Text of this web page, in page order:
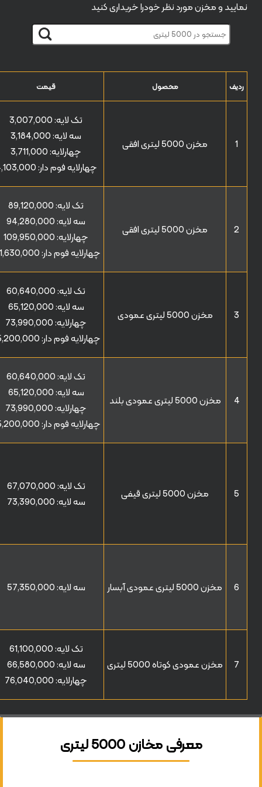
نمایید و مخزن مورد نظر خودرا خریداری کنید
ردیف محصول قیمت
1 مخزن 5000 لیتری افقی
تک لایه:3,007,000
سه لایه:3,184,000
چهارلایه:3,711,000
چهارلایه فوم دار:
2 مخزن 5000 لیتری افقی
تک لایه:89,120,000
سه لایه:94,280,000
چهارلایه:109,950,000
چهارلایه فوم دار:
3 مخزن 5000 لیتری عمودی
تک لایه:60,640,000
سه لایه:65,120,000
چهارلایه:73,990,000
چهارلایه فوم دار:
4 مخزن 5000 لیتری عمودی بلند
تک لایه:60,640,000
سه لایه:65,120,000
چهارلایه:73,990,000
چهارلایه فوم دار:
5 مخزن 5000 لیتری قیفی تک لایه:67,070,000
سه لایه:73,390,000
6 مخزن 5000 لیتری عمودی آبسار سه لایه:57,350,000
7 مخزن عمودی کوتاه 5000 لیتری
تک لایه:61,100,000
سه لایه:66,580,000
چهارلایه:76,040,000
معرفی مخازن 5000 لیتری